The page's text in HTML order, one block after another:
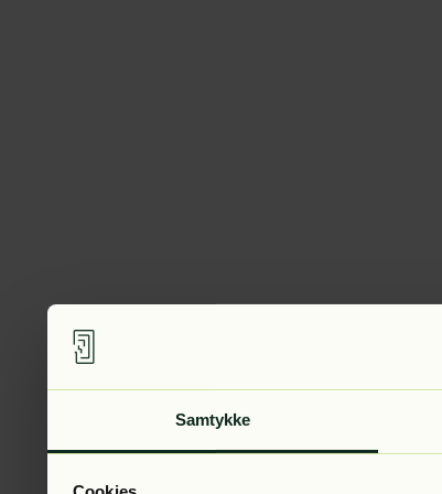
Samtykke